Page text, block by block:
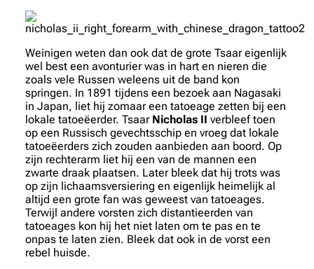
Weinigen weten dan ook dat de grote Tsaar eigenlijk
wel best een avonturier was in hart en nieren die
zoals vele Russen weleens uit de band kon
springen. In 1891 tijdens een bezoek aan Nagasaki
in Japan, liet hij zomaar een tatoeage zetten bij een
lokale tatoeëerder. Tsaar Nicholas II verbleef toen
op een Russisch gevechtsschip en vroeg dat lokale
tatoeëerders zich zouden aanbieden aan boord. Op
zijn rechterarm liet hij een van de mannen een
zwarte draak plaatsen. Later bleek dat hij trots was
op zijn lichaamsversiering en eigenlijk heimelijk al
altijd een grote fan was geweest van tatoeages.
Terwijl andere vorsten zich distantieerden van
tatoeages kon hij het niet laten om te pas en te
onpas te laten zien. Bleek dat ook in de vorst een
rebel huisde.